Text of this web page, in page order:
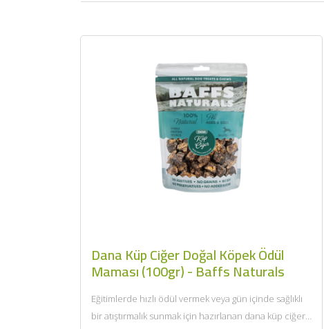
Dana Küp Ciğer Doğal Köpek Ödül
Maması (100gr) - Baffs Naturals
Eğitimlerde hızlı ödül vermek veya gün içinde sağlıklı
bir atıştırmalık sunmak için hazırlanan dana küp ciğer,